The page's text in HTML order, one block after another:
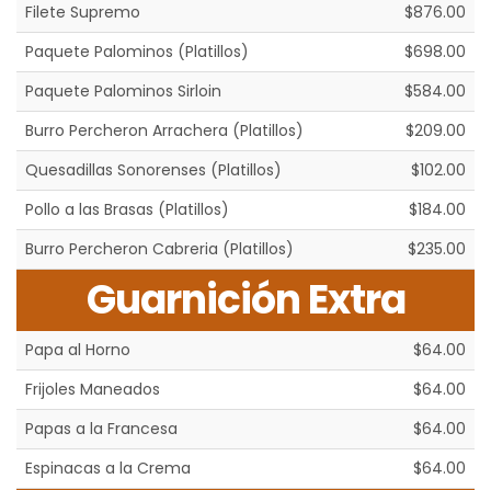
Filete Supremo
$876.00
Paquete Palominos (Platillos)
$698.00
Paquete Palominos Sirloin
$584.00
Burro Percheron Arrachera (Platillos)
$209.00
Quesadillas Sonorenses (Platillos)
$102.00
Pollo a las Brasas (Platillos)
$184.00
Burro Percheron Cabreria (Platillos)
$235.00
Guarnición Extra
Papa al Horno
$64.00
Frijoles Maneados
$64.00
Papas a la Francesa
$64.00
Espinacas a la Crema
$64.00